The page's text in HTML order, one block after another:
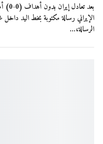
بعد
الإيراني رسالة مكتوبة بخط اليد
الرسالة،…